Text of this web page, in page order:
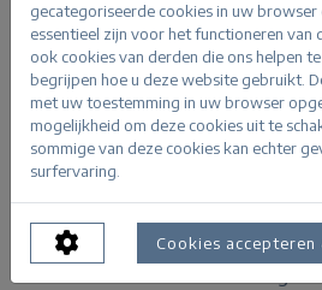
Waistcoat zipper punta
PRODUCTINFORMATIE
De Waistcoat Zipper punta is een
gecategoriseerde cookies in uw
essentieel zijn voor het functioneren van
ook cookies van derden die ons helpen
begrijpen hoe u deze website gebruikt.
met uw toestemming in uw browser
mogelijkheid om deze cookies uit te
sommige van deze cookies kan echter
surfervaring.
Cookies